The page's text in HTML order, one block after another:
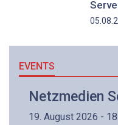
EVENTS
Netzmedien
19. August 2026 -